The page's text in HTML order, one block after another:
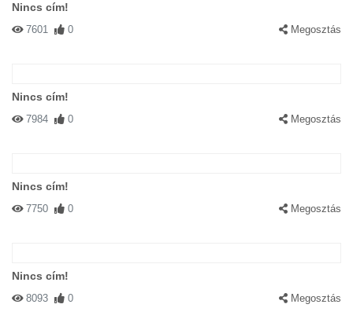
Nincs cím!
7601 0 Megosztás
Nincs cím!
7984 0 Megosztás
Nincs cím!
7750 0 Megosztás
Nincs cím!
8093 0 Megosztás